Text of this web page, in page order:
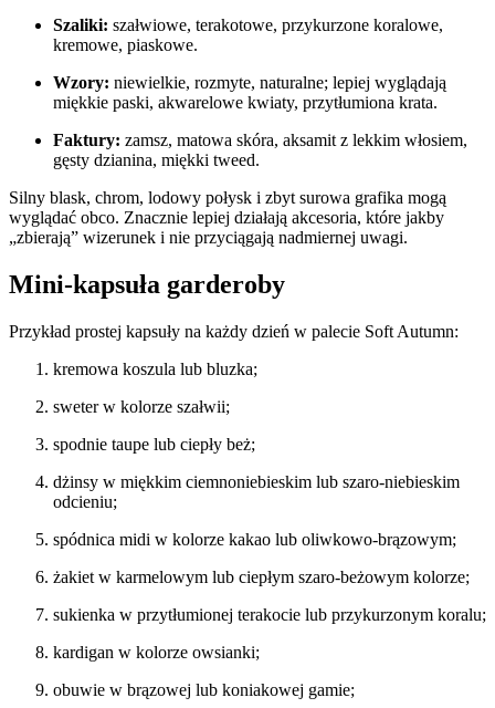
Szaliki: szałwiowe, terakotowe, przykurzone koralowe,
kremowe, piaskowe.
Wzory: niewielkie, rozmyte, naturalne; lepiej wyglądają
miękkie paski, akwarelowe kwiaty, przytłumiona krata.
Faktury: zamsz, matowa skóra, aksamit z lekkim włosiem,
gęsty dzianina, miękki tweed.
Silny blask, chrom, lodowy połysk i zbyt surowa grafika mogą
wyglądać obco. Znacznie lepiej działają akcesoria, które jakby
„zbierają” wizerunek i nie przyciągają nadmiernej uwagi.
Mini-kapsuła garderoby
Przykład prostej kapsuły na każdy dzień w palecie Soft Autumn:
kremowa koszula lub bluzka;
sweter w kolorze szałwii;
spodnie taupe lub ciepły beż;
dżinsy w miękkim ciemnoniebieskim lub szaro-niebieskim
odcieniu;
spódnica midi w kolorze kakao lub oliwkowo-brązowym;
żakiet w karmelowym lub ciepłym szaro-beżowym kolorze;
sukienka w przytłumionej terakocie lub przykurzonym koralu;
kardigan w kolorze owsianki;
obuwie w brązowej lub koniakowej gamie;